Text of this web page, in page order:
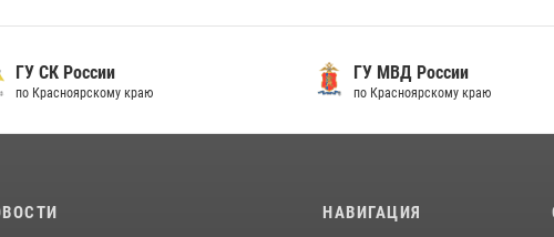
ГУ СК России
по Красноярскому краю
ГУ МВД России
по Красноярскому краю
НАВИГАЦИЯ